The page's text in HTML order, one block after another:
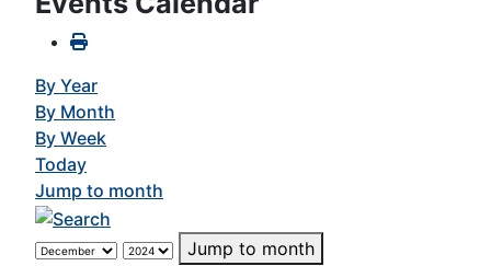
By Year
By Month
By Week
Today
Jump to month
Jump to month